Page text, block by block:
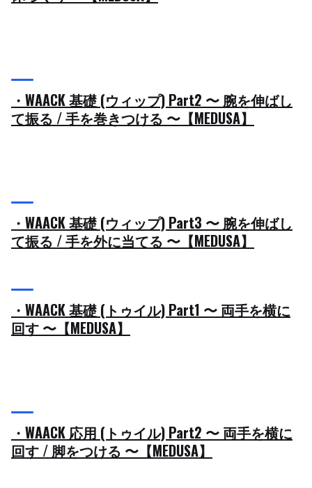
・WAACK 基礎 (ウィップ) Part2 〜 腕を伸ばし
て振る / 手を巻きつける 〜【MEDUSA】
・WAACK 基礎 (ウィップ) Part3 〜 腕を伸ばし
て振る / 手を外に当てる 〜【MEDUSA】
・WAACK 基礎 (トゥイル) Part1 〜 両手を横に
回す 〜【MEDUSA】
・WAACK 応用 (トゥイル) Part2 〜 両手を横に
回す / 脚をつける 〜【MEDUSA】